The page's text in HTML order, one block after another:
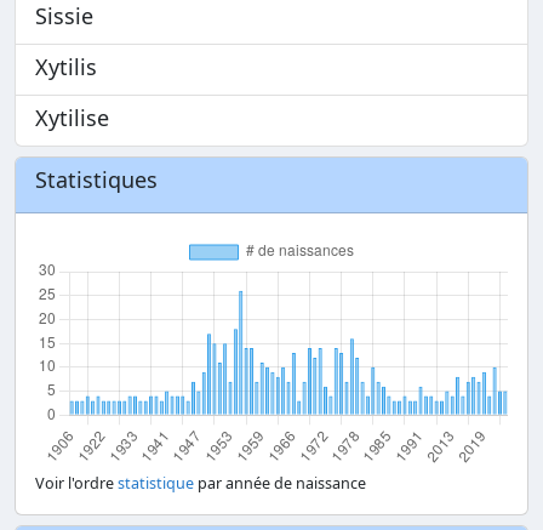
Sissie
Xytilis
Xytilise
Statistiques
Voir l'ordrestatistique par année de naissance